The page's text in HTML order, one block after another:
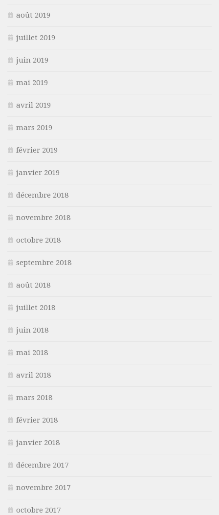
août 2019
juillet 2019
juin 2019
mai 2019
avril 2019
mars 2019
février 2019
janvier 2019
décembre 2018
novembre 2018
octobre 2018
septembre 2018
août 2018
juillet 2018
juin 2018
mai 2018
avril 2018
mars 2018
février 2018
janvier 2018
décembre 2017
novembre 2017
octobre 2017